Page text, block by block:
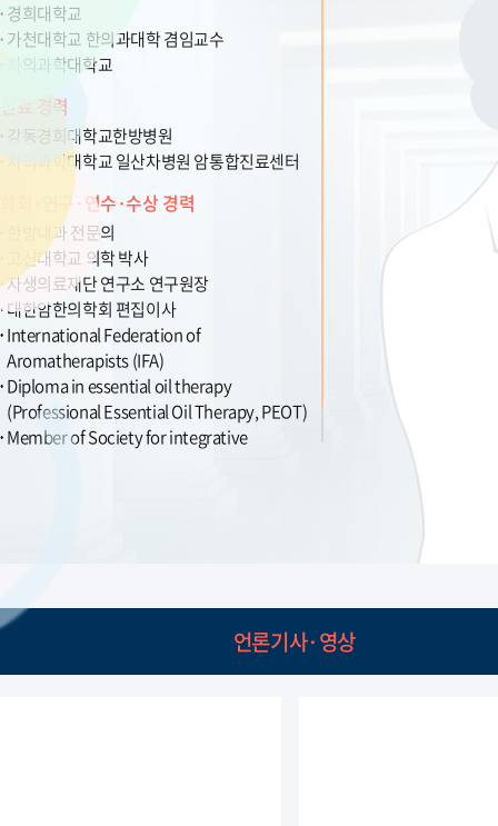
경희대학교
가천대학교 한의과대학 겸임교수
차의과학대학교
진료 경력
강동경희대학교한방병원
차의과학대학교 일산차병원 암통합진료센터
학회·연구·연수·수상 경력
한방내과 전문의
고신대학교 의학 박사
자생의료재단 연구소 연구원장
대한암한의학회 편집이사
International Federation of
Aromatherapists (IFA)
Diploma in essential oil therapy
(Professional Essential Oil Therapy, PEOT)
Member of Society for integrative
언론기사·영상